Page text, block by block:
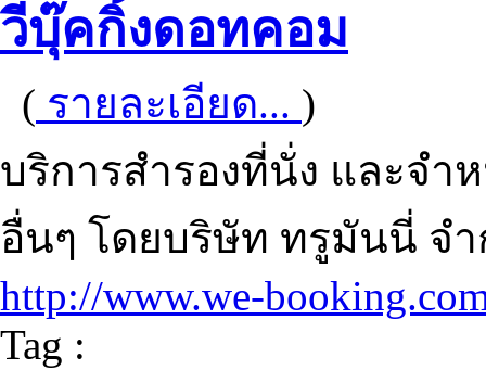
วีบุ๊คกิ้งดอทคอม
( รายละเอียด... )
บริการสำรองที่นั่ง และจำ
อื่นๆ โดยบริษัท ทรูมันนี่ จ
http://www.we-
Tag :